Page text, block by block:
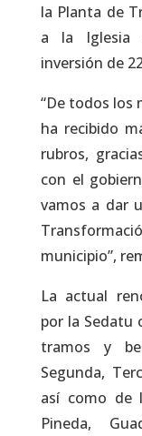
la Planta de
a la Iglesia
inversión de
“De todos los
ha recibido
rubros,
con el
vamos a dar
municipio”,
La actual
por la Sedatu
tramos y
Segunda,
así como de
Pineda,